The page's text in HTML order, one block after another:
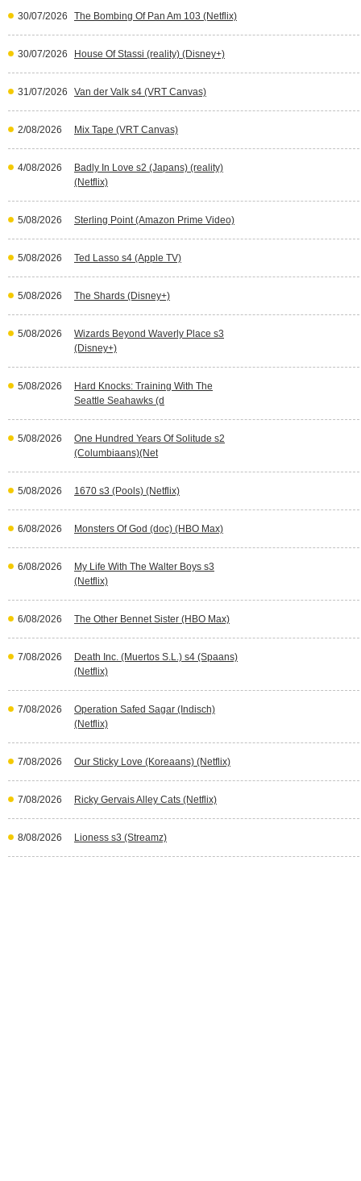
30/07/2026 The Bombing Of Pan Am 103 (Netflix)
30/07/2026 House Of Stassi (reality) (Disney+)
31/07/2026 Van der Valk s4 (VRT Canvas)
2/08/2026 Mix Tape (VRT Canvas)
4/08/2026
Badly In Love s2 (Japans) (reality)
(Netflix)
5/08/2026 Sterling Point (Amazon Prime Video)
5/08/2026 Ted Lasso s4 (Apple TV)
5/08/2026 The Shards (Disney+)
5/08/2026
Wizards Beyond Waverly Place s3
(Disney+)
5/08/2026
Hard Knocks: Training With The
Seattle Seahawks (d
5/08/2026
One Hundred Years Of Solitude s2
(Columbiaans)(Net
5/08/2026 1670 s3 (Pools) (Netflix)
6/08/2026 Monsters Of God (doc) (HBO Max)
6/08/2026
My Life With The Walter Boys s3
(Netflix)
6/08/2026 The Other Bennet Sister (HBO Max)
7/08/2026
Death Inc. (Muertos S.L.) s4 (Spaans)
(Netflix)
7/08/2026
Operation Safed Sagar (Indisch)
(Netflix)
7/08/2026 Our Sticky Love (Koreaans) (Netflix)
7/08/2026 Ricky Gervais Alley Cats (Netflix)
8/08/2026 Lioness s3 (Streamz)